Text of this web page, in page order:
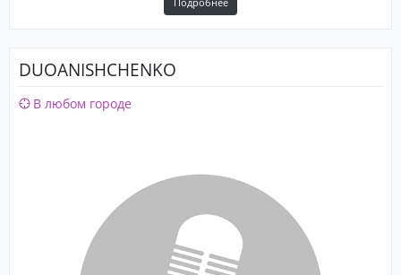
DUOANISHCHENKO
В любом городе